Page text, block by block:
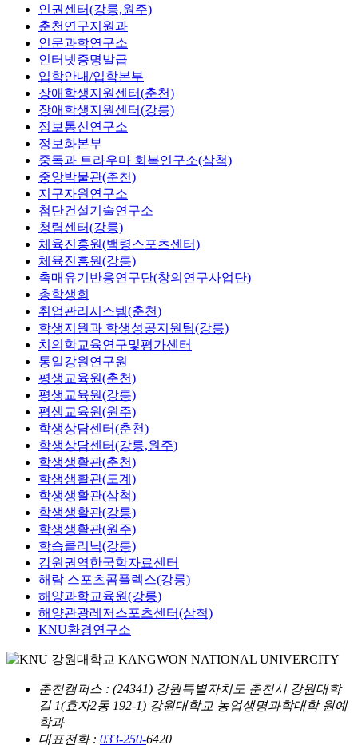
인권센터(강릉,원주)
춘천연구지원과
인문과학연구소
인터넷증명발급
입학안내/입학본부
장애학생지원센터(춘천)
장애학생지원센터(강릉)
정보통신연구소
정보화본부
중독과 트라우마 회복연구소(삼척)
중앙박물관(춘천)
지구자원연구소
첨단건설기술연구소
청렴센터(강릉)
체육진흥원(백령스포츠센터)
체육진흥원(강릉)
촉매유기반응연구단(창의연구사업단)
총학생회
취업관리시스템(춘천)
학생지원과 학생성공지원팀(강릉)
치의학교육연구및평가센터
통일강원연구원
평생교육원(춘천)
평생교육원(강릉)
평생교육원(원주)
학생상담센터(춘천)
학생상담센터(강릉,원주)
학생생활관(춘천)
학생생활관(도계)
학생생활관(삼척)
학생생활관(강릉)
학생생활관(원주)
학습클리닉(강릉)
강원권역한국학자료센터
해람 스포츠콤플렉스(강릉)
해양과학교육원(강릉)
해양관광레저스포츠센터(삼척)
KNU환경연구소
춘천캠퍼스 : (24341) 강원특별자치도 춘천시 강원대학
길 1(효자2동 192-1) 강원대학교 농업생명과학대학 원예
학과
대표전화 : 033-250-6420